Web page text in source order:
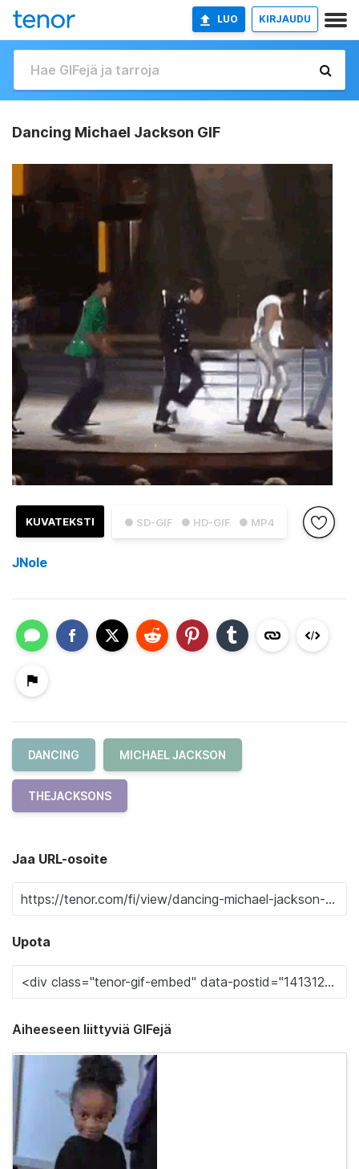
LUO KIRJAUDU
Dancing Michael Jackson GIF
● SD-GIF ● HD-GIF ● MP4
KUVATEKSTI
JNole
DANCING MICHAEL JACKSON
THEJACKSONS
Jaa URL-osoite
Upota
Aiheeseen liittyviä GIFejä